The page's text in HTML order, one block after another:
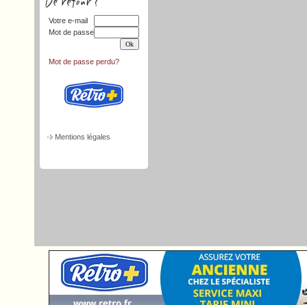
Votre e-mail
Mot de passe
Mot de passe perdu?
Mentions légales